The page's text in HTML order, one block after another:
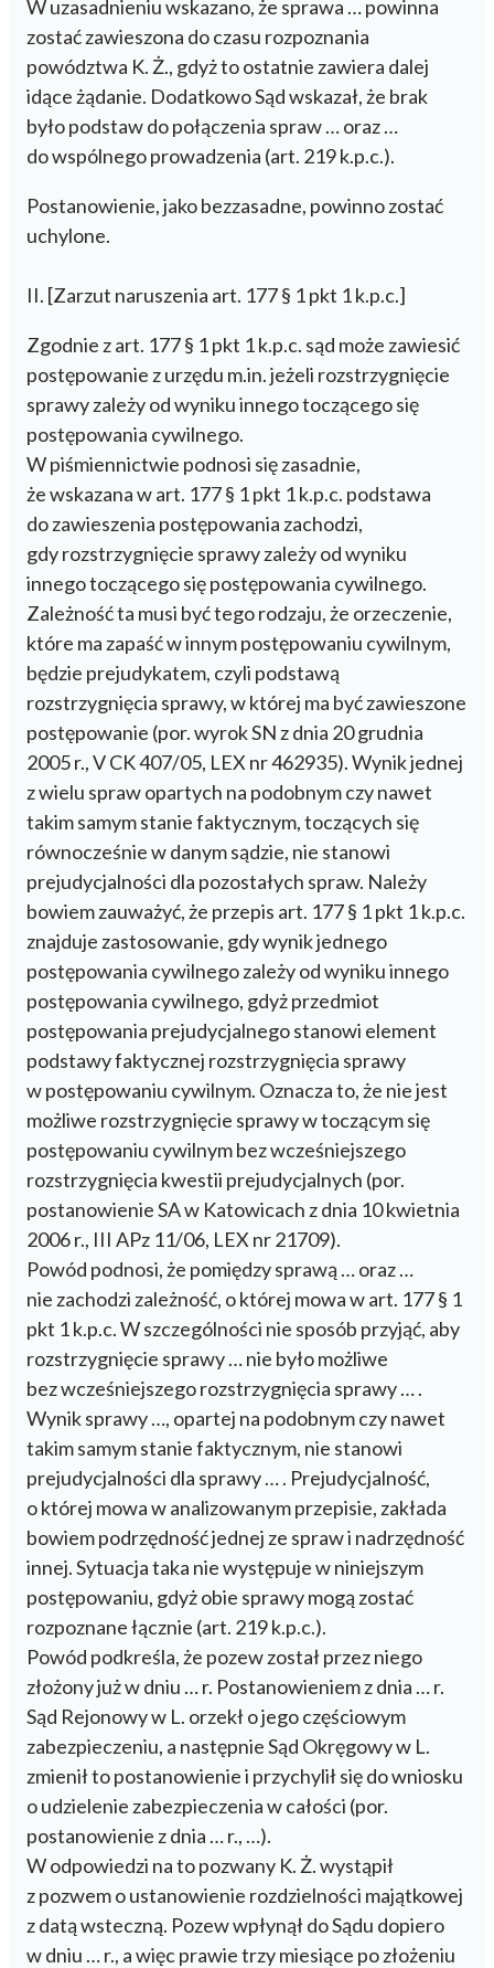
W uzasadnieniu wskazano, że sprawa … powinna
zostać zawieszona do czasu rozpoznania
powództwa K. Ż., gdyż to ostatnie zawiera dalej
idące żądanie. Dodatkowo Sąd wskazał, że brak
było podstaw do połączenia spraw … oraz …
do wspólnego prowadzenia (art. 219 k.p.c.).
Postanowienie, jako bezzasadne, powinno zostać
uchylone.
II. [Zarzut naruszenia art. 177 § 1 pkt 1 k.p.c.]
Zgodnie z art. 177 § 1 pkt 1 k.p.c. sąd może zawiesić
postępowanie z urzędu m.in. jeżeli rozstrzygnięcie
sprawy zależy od wyniku innego toczącego się
postępowania cywilnego.
W piśmiennictwie podnosi się zasadnie,
że wskazana w art. 177 § 1 pkt 1 k.p.c. podstawa
do zawieszenia postępowania zachodzi,
gdy rozstrzygnięcie sprawy zależy od wyniku
innego toczącego się postępowania cywilnego.
Zależność ta musi być tego rodzaju, że orzeczenie,
które ma zapaść w innym postępowaniu cywilnym,
będzie prejudykatem, czyli podstawą
rozstrzygnięcia sprawy, w której ma być zawieszone
postępowanie (por. wyrok SN z dnia 20 grudnia
2005 r., V CK 407/05, LEX nr 462935). Wynik jednej
z wielu spraw opartych na podobnym czy nawet
takim samym stanie faktycznym, toczących się
równocześnie w danym sądzie, nie stanowi
prejudycjalności dla pozostałych spraw. Należy
bowiem zauważyć, że przepis art. 177 § 1 pkt 1 k.p.c.
znajduje zastosowanie, gdy wynik jednego
postępowania cywilnego zależy od wyniku innego
postępowania cywilnego, gdyż przedmiot
postępowania prejudycjalnego stanowi element
podstawy faktycznej rozstrzygnięcia sprawy
w postępowaniu cywilnym. Oznacza to, że nie jest
możliwe rozstrzygnięcie sprawy w toczącym się
postępowaniu cywilnym bez wcześniejszego
rozstrzygnięcia kwestii prejudycjalnych (por.
postanowienie SA w Katowicach z dnia 10 kwietnia
2006 r., III APz 11/06, LEX nr 21709).
Powód podnosi, że pomiędzy sprawą … oraz …
nie zachodzi zależność, o której mowa w art. 177 § 1
pkt 1 k.p.c. W szczególności nie sposób przyjąć, aby
rozstrzygnięcie sprawy … nie było możliwe
bez wcześniejszego rozstrzygnięcia sprawy … .
Wynik sprawy …, opartej na podobnym czy nawet
takim samym stanie faktycznym, nie stanowi
prejudycjalności dla sprawy … . Prejudycjalność,
o której mowa w analizowanym przepisie, zakłada
bowiem podrzędność jednej ze spraw i nadrzędność
innej. Sytuacja taka nie występuje w niniejszym
postępowaniu, gdyż obie sprawy mogą zostać
rozpoznane łącznie (art. 219 k.p.c.).
Powód podkreśla, że pozew został przez niego
złożony już w dniu … r. Postanowieniem z dnia … r.
Sąd Rejonowy w L. orzekł o jego częściowym
zabezpieczeniu, a następnie Sąd Okręgowy w L.
zmienił to postanowienie i przychylił się do wniosku
o udzielenie zabezpieczenia w całości (por.
postanowienie z dnia … r., …).
W odpowiedzi na to pozwany K. Ż. wystąpił
z pozwem o ustanowienie rozdzielności majątkowej
z datą wsteczną. Pozew wpłynął do Sądu dopiero
w dniu … r., a więc prawie trzy miesiące po złożeniu